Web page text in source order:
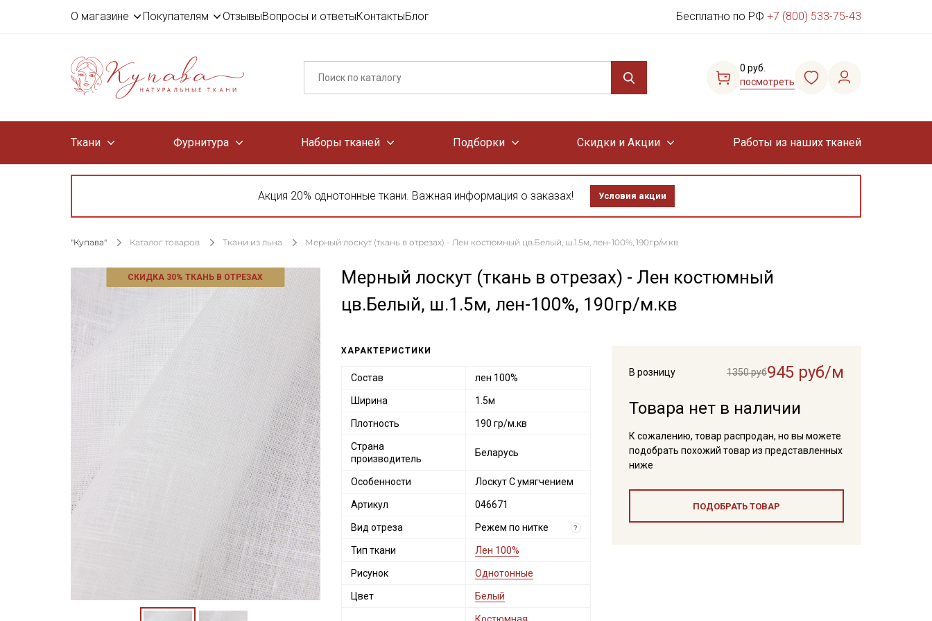
О магазине Покупателям ОтзывыВопросы и ответыКонтактыБлог Бесплатно по РФ +7 (800) 533-75-43
0 руб.
посмотреть
Ткани Фурнитура Наборы тканей Подборки Скидки и Акции Работы из наших тканей
Акция 20% однотонные ткани. Важная информация о заказах! Условия акции
"Купава" Каталог товаров Ткани из льна Мерный лоскут (ткань в отрезах) - Лен костюмный цв.Белый, ш.1.5м, лен-100%, 190гр/м.кв
СКИДКА 30% ТКАНЬ В ОТРЕЗАХ
Мерный лоскут (ткань в отрезах) - Лен костюмный
цв.Белый, ш.1.5м, лен-100%, 190гр/м.кв
В розницу 1350 руб945 руб/м
Товара нет в наличии
К сожалению, товар распродан, но вы можете
подобрать похожий товар из представленных
ниже
ПОДОБРАТЬ ТОВАР
ХАРАКТЕРИСТИКИ
Состав лен 100%
Ширина 1.5м
Плотность 190 гр/м.кв
Страна
производитель
Беларусь
Особенности Лоскут С умягчением
Артикул 046671
Вид отреза Режем по нитке ?
Тип ткани Лен 100%
Рисунок Однотонные
Цвет Белый